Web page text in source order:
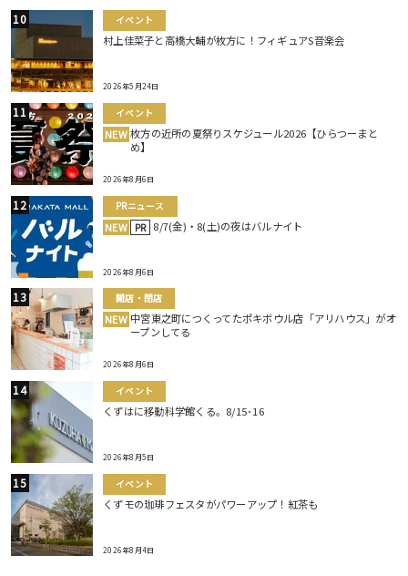
イベント
村上佳菜子と高橋大輔が枚方に！フィギュアS音楽会
2026年5月24日
イベント
NEW 枚方の近所の夏祭りスケジュール2026【ひらつーまと
め】
2026年8月6日
PRニュース
NEW PR 8/7(金)・8(土)の夜はバルナイト
2026年8月6日
開店・閉店
NEW 中宮東之町につくってたポキボウル店「アリハウス」がオ
ープンしてる
2026年8月6日
イベント
くずはに移動科学館くる。8/15･16
2026年8月5日
イベント
くずモの珈琲フェスタがパワーアップ！紅茶も
2026年8月4日